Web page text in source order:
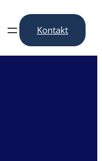
Kontakt